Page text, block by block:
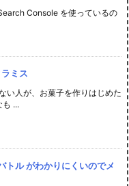
Console を使っているの
ミス
い人が、お菓子を作りはじめた
も ...
トル がわかりにくいのでメ